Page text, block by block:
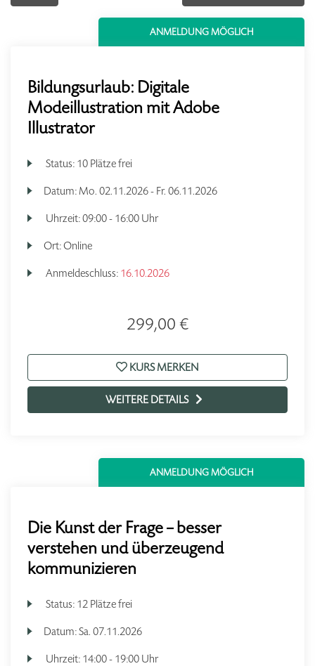
ANMELDUNG MÖGLICH
Bildungsurlaub: Digitale
Modeillustration mit Adobe
Illustrator
Status: 10 Plätze frei
Datum: Mo. 02.11.2026 - Fr. 06.11.2026
Uhrzeit:09:00 - 16:00 Uhr
Ort:Online
Anmeldeschluss: 16.10.2026
299,00 €
KURS MERKEN
WEITERE DETAILS
ANMELDUNG MÖGLICH
Die Kunst der Frage – besser
verstehen und überzeugend
kommunizieren
Status: 12 Plätze frei
Datum:Sa. 07.11.2026
Uhrzeit: 14:00 - 19:00 Uhr